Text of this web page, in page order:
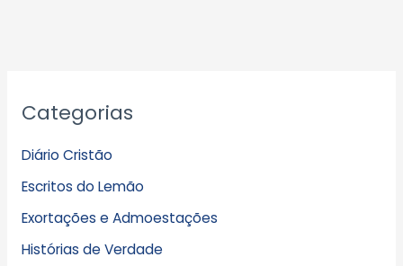
Categorias
Diário Cristão
Escritos do Lemão
Exortações e Admoestações
Histórias de Verdade
r
i
v
o